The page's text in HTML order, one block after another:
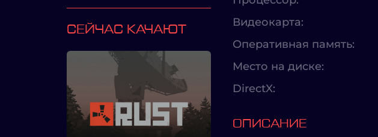
СЕЙЧАС КАЧАЮТ
Видеокарта:
Оперативная память:
Место на диске:
DirectX:
ОПИСАНИЕ